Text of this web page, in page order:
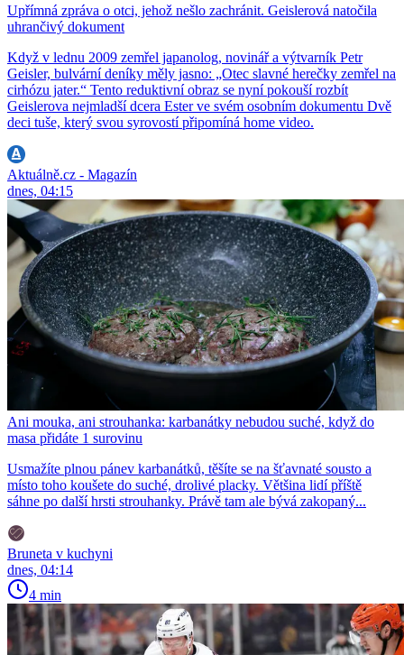
Upřímná zpráva o otci, jehož nešlo zachránit. Geislerová natočila
uhrančivý dokument
Když v lednu 2009 zemřel japanolog, novinář a výtvarník Petr
Geisler, bulvární deníky měly jasno: „Otec slavné herečky zemřel na
cirhózu jater.“ Tento reduktivní obraz se nyní pokouší rozbít
Geislerova nejmladší dcera Ester ve svém osobním dokumentu Dvě
deci tuše, který svou syrovostí připomíná home video.
Aktuálně.cz - Magazín
dnes, 04:15
Ani mouka, ani strouhanka: karbanátky nebudou suché, když do
masa přidáte 1 surovinu
Usmažíte plnou pánev karbanátků, těšíte se na šťavnaté sousto a
místo toho koušete do suché, drolivé placky. Většina lidí příště
sáhne po další hrsti strouhanky. Právě tam ale bývá zakopaný...
Bruneta v kuchyni
dnes, 04:14
4 min